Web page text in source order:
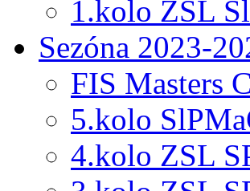
1.kolo ZSL
Sezóna 2023-
FIS Masters
5.kolo
4.kolo ZSL